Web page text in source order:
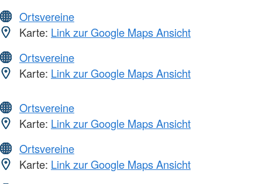
Ortsvereine
Karte: Link zur Google Maps Ansicht
Ortsvereine
Karte: Link zur Google Maps Ansicht
Ortsvereine
Karte: Link zur Google Maps Ansicht
Ortsvereine
Karte: Link zur Google Maps Ansicht